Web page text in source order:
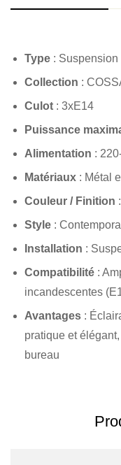
Type :
Collection :
Culot : 3xE14
Puissance
Alimentation :
Matériaux : Métal
Couleur / Finition
Style :
Installation :
Compatibilité :
incandescentes
Avantages :
pratique et
bureau